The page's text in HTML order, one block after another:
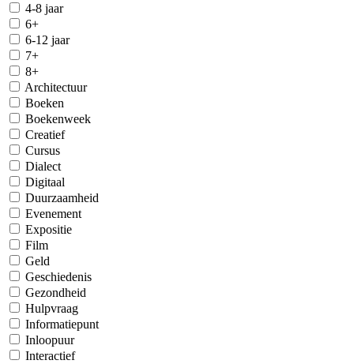
4-8 jaar
6+
6-12 jaar
7+
8+
Architectuur
Boeken
Boekenweek
Creatief
Cursus
Dialect
Digitaal
Duurzaamheid
Evenement
Expositie
Film
Geld
Geschiedenis
Gezondheid
Hulpvraag
Informatiepunt
Inloopuur
Interactief